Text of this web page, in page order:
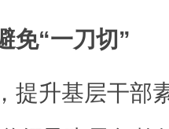
免“一刀切”
提升基层干部